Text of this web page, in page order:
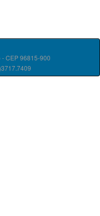
CEP 96815-900